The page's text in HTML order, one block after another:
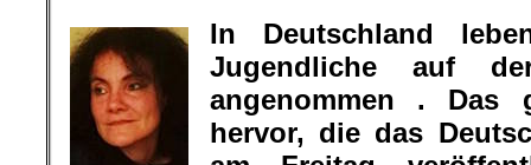
In Deutschland
Jugendliche auf
angenommen . Das
hervor, die das